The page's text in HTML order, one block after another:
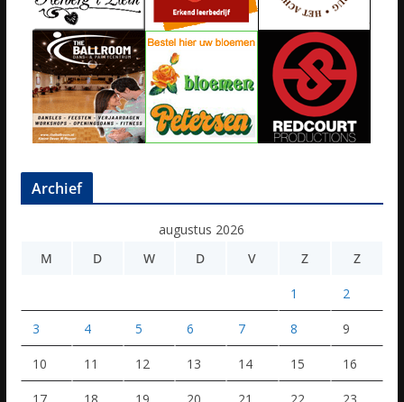
Archief
augustus 2026
M
D W D V Z Z
1 2
3 4 5 6 7 8 9
10 11 12 13 14 15 16